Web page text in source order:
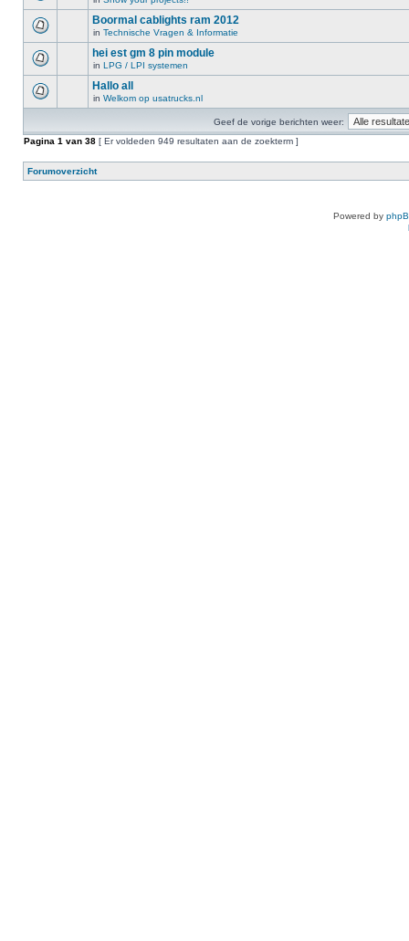
Boormal cablights ram 2012
in Technische Vragen & Informatie
hei est gm 8 pin module
in LPG / LPI systemen
Hallo all
in Welkom op usatrucks.nl
Geef de vorige berichten weer:
Pagina 1 van 38 [ Er voldeden 949 resultaten aan de zoekterm ]
Forumoverzicht
Powered by